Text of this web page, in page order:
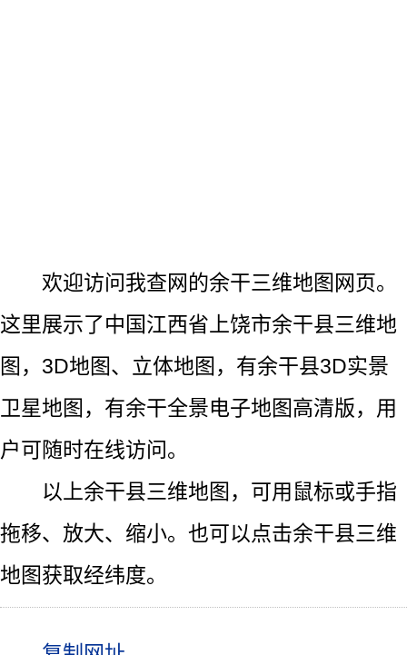
欢迎访问我查网的余干三维地图网页。
这里展示了中国江西省上饶市余干县三维地
图，3D地图、立体地图，有余干县3D实景
卫星地图，有余干全景电子地图高清版，用
户可随时在线访问。
以上余干县三维地图，可用鼠标或手指
拖移、放大、缩小。也可以点击余干县三维
地图获取经纬度。